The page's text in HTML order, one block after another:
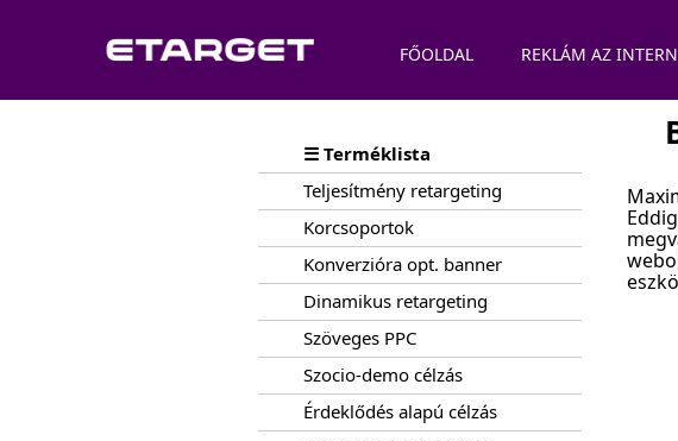
FŐOLDAL REKLÁM AZ
☰ Terméklista
Teljesítmény retargeting
Korcsoportok
Konverzióra opt. banner
Dinamikus retargeting
Szöveges PPC
Szocio-demo célzás
Érdeklődés alapú célzás